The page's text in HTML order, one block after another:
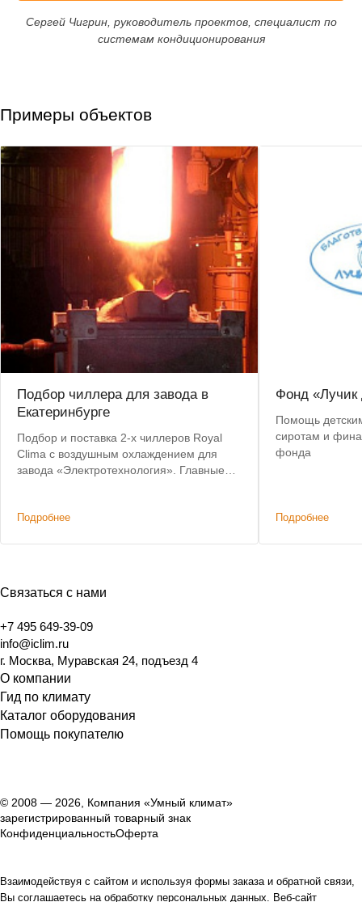
Сергей Чигрин, руководитель проектов, специалист по
системам кондиционирования
Примеры объектов
Подбор чиллера для завода в
Екатеринбурге
Подбор и поставка 2-х чиллеров Royal
Clima с воздушным охлаждением для
завода «Электротехнология». Главные
Подробнее
Фонд «Лучик
Помощь
сиротам и
фонда
Подробнее
Связаться с нами
+7 495 649-39-09
info@iclim.ru
г. Москва, Муравская 24, подъезд 4
О компании
Гид по климату
Каталог оборудования
Помощь покупателю
© 2008 — 2026, Компания «Умный климат»
зарегистрированный товарный знак
КонфиденциальностьОферта
Взаимодействуя с сайтом и используя формы заказа и обратной связи,
Вы соглашаетесь на обработку персональных данных. Веб-сайт